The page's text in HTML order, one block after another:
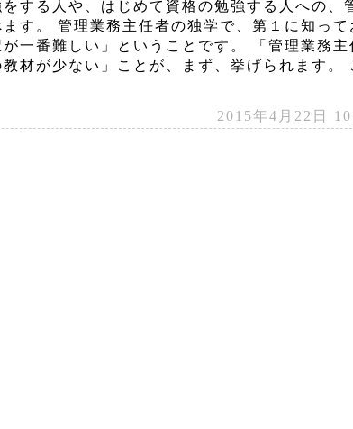
する人や、はじめて資格の勉強する人への、
す。 管理業務主任者の独学で、第１に知って
一番難しい」ということです。 「管理業務主
材が少ない」ことが、まず、挙げられます。
2015年4月22日